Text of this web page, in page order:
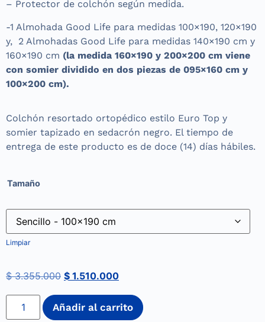
– Protector de colchón según medida.
-1 Almohada Good Life para medidas 100×190, 120×190
y, 2 Almohadas Good Life para medidas 140×190 cm y
160×190 cm (la medida 160×190 y 200×200 cm viene
con somier dividido en dos piezas de 095×160 cm y
100×200 cm).
Colchón resortado ortopédico estilo Euro Top y
somier tapizado en sedacrón negro. El tiempo de
entrega de este producto es de doce (14) días hábiles.
Tamaño
Limpiar
$3.355.000 $ 1.510.000
Añadir al carrito